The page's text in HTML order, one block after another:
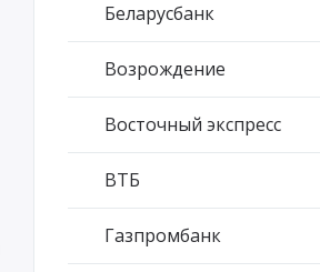
Беларусбанк
Возрождение
Восточный экспресс
ВТБ
Газпромбанк